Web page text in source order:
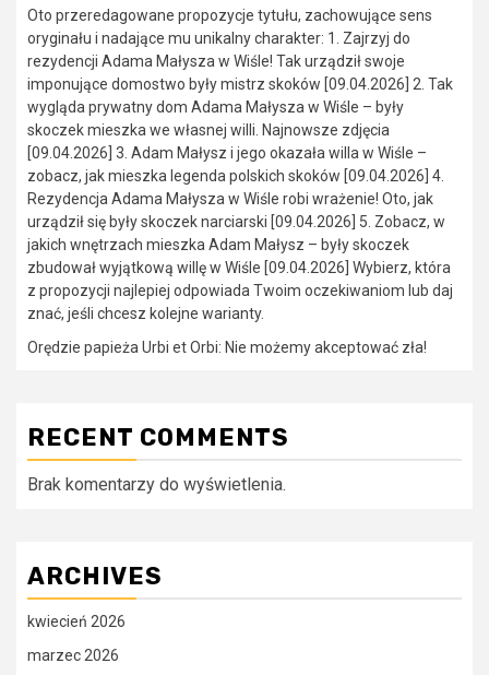
Oto przeredagowane propozycje tytułu, zachowujące sens
oryginału i nadające mu unikalny charakter: 1. Zajrzyj do
rezydencji Adama Małysza w Wiśle! Tak urządził swoje
imponujące domostwo były mistrz skoków [09.04.2026] 2. Tak
wygląda prywatny dom Adama Małysza w Wiśle – były
skoczek mieszka we własnej willi. Najnowsze zdjęcia
[09.04.2026] 3. Adam Małysz i jego okazała willa w Wiśle –
zobacz, jak mieszka legenda polskich skoków [09.04.2026] 4.
Rezydencja Adama Małysza w Wiśle robi wrażenie! Oto, jak
urządził się były skoczek narciarski [09.04.2026] 5. Zobacz, w
jakich wnętrzach mieszka Adam Małysz – były skoczek
zbudował wyjątkową willę w Wiśle [09.04.2026] Wybierz, która
z propozycji najlepiej odpowiada Twoim oczekiwaniom lub daj
znać, jeśli chcesz kolejne warianty.
Orędzie papieża Urbi et Orbi: Nie możemy akceptować zła!
RECENT COMMENTS
Brak komentarzy do wyświetlenia.
ARCHIVES
kwiecień 2026
marzec 2026